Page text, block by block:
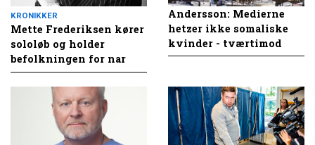
KRONIKKER
Mette Frederiksen kører
sololøb og holder
befolkningen for nar
Andersson: Medierne
hetzer ikke somaliske
kvinder - tværtimod